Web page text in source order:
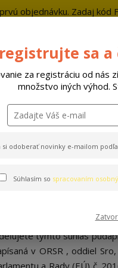
objednávku. Zadaj kód
Hračky Pelechy
marketingových
so
týmto súhlas
v ORSR , oddiel
a Rady (EÚ) č.
sa
za registráciu od nás
množstvo iných výhod.
si odoberať novinky e-mailom podľa
Súhlasím so spracovaním